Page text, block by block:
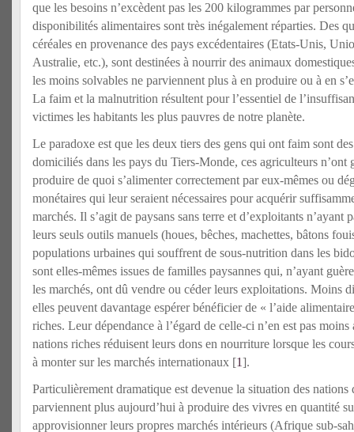
que les besoins n’excèdent pas les 200 kilogrammes par
disponibilités alimentaires sont très inégalement réparties. Des
céréales en provenance des pays excédentaires (Etats-Unis,
Australie, etc.), sont destinées à nourrir des animaux
les moins solvables ne parviennent plus à en produire ou à en
La faim et la malnutrition résultent pour l’essentiel de
victimes les habitants les plus pauvres de notre planète.
Le paradoxe est que les deux tiers des gens qui ont faim sont
domiciliés dans les pays du Tiers-Monde, ces agriculteurs n’ont
produire de quoi s’alimenter correctement par eux-mêmes ou
monétaires qui leur seraient nécessaires pour acquérir
marchés. Il s’agit de paysans sans terre et d’exploitants n’ayant
leurs seuls outils manuels (houes, bêches, machettes, bâtons
populations urbaines qui souffrent de sous-nutrition dans les
sont elles-mêmes issues de familles paysannes qui, n’ayant
les marchés, ont dû vendre ou céder leurs exploitations. Moins
elles peuvent davantage espérer bénéficier de « l’aide
riches. Leur dépendance à l’égard de celle-ci n’en est pas
nations riches réduisent leurs dons en nourriture lorsque les
à monter sur les marchés internationaux [1].
Particulièrement dramatique est devenue la situation des nations
parviennent plus aujourd’hui à produire des vivres en quantité
approvisionner leurs propres marchés intérieurs (Afrique sub-